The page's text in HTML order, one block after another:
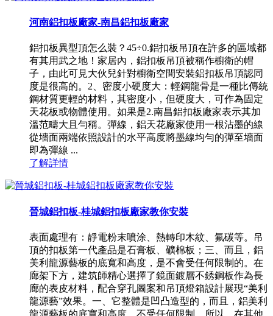
河南鋁扣板廠家-南昌鋁扣板廠家
鋁扣板異型頂怎么裝？45÷0.鋁扣板吊頂在許多的區域都
有其用武之地！家居內，鋁扣板吊頂被稱作櫥衛的帽
子，由此可見大伙兒針對櫥衛空間安裝鋁扣板吊頂認同
度是很高的。2、密度小硬度大：輕鋼龍骨是一種比傳統
鋼材質更輕的材料，其密度小，但硬度大，可作為固定
天花板或物體使用。如果是2.南昌鋁扣板廠家表示其加
溫范疇大且勻稱。彈線，鋁天花廠家使用一根沾墨的線
從墻面兩端依照設計的水平高度將墨線均勻的彈至墻面
即為彈線 ...
了解詳情
晉城鋁扣板-桂城鋁扣板廠家教你安裝
表面處理有：靜電粉末噴涂、熱轉印木紋、氟碳等。吊
頂的扣板第一代產品是石膏板、礦棉板；三、而且，鋁
美利龍源藝板的底寬和高度，是不會受任何限制的。在
廊架下方，建筑師精心選擇了鏡面鍍層不銹鋼板作為長
廊的表皮材料，配合穿孔圖案和吊頂燈箱設計展現“美利
龍源藝”效果。一、它整體是凹凸造型的，而且，鋁美利
龍源藝板的底寬和高度，不受任何限制，所以，在其他